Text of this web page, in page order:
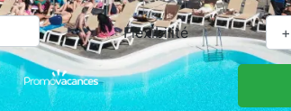
Flexibilité